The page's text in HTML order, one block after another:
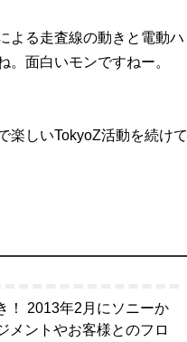
よる走査線の動きと電動ハ
面白いモンですねー。
楽しいTokyoZ活動を続けて
！ 2013年2月にソニーか
メントやお客様とのフロ